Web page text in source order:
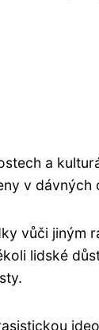
a
v dávných
vůči jiným
lidské